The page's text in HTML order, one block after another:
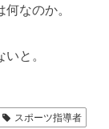
なのか。
と。
スポーツ指導者